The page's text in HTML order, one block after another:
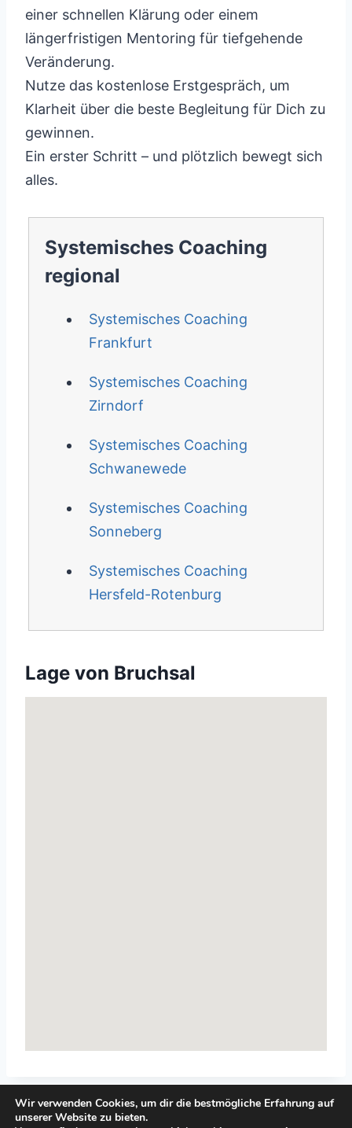
einer schnellen Klärung oder einem
längerfristigen Mentoring für tiefgehende
Veränderung.
Nutze das kostenlose Erstgespräch, um
Klarheit über die beste Begleitung für Dich zu
gewinnen.
Ein erster Schritt – und plötzlich bewegt sich
alles.
Systemisches Coaching
regional
Systemisches Coaching
Frankfurt
Systemisches Coaching
Zirndorf
Systemisches Coaching
Schwanewede
Systemisches Coaching
Sonneberg
Systemisches Coaching
Hersfeld-Rotenburg
Lage von Bruchsal
Wir verwenden Cookies, um dir die bestmögliche Erfahrung auf
unserer Website zu bieten.